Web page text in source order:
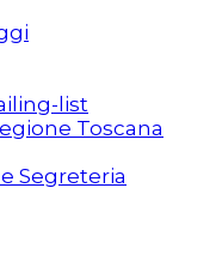
list
Toscana
Segreteria